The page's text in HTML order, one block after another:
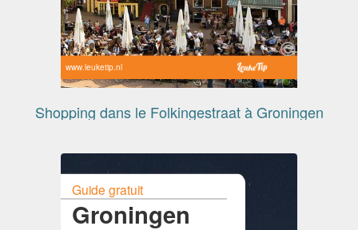
www.leuketip.nl
Shopping dans le Folkingestraat à Groningen
Guide gratuit
Groningen